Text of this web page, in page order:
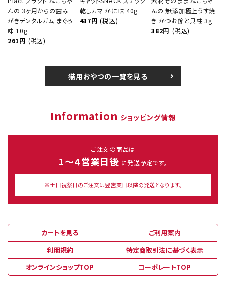
んの 3ヶ月からの歯み
がきデンタルガム まぐろ
味 10g
261円 (税込)
乾しカマ かに味 40g
437円 (税込)
んの 無添加極上うす焼
き かつお節と貝柱 3g
382円 (税込)
猫用おやつの一覧を見る
Information ショッピング情報
ご注文の商品は
1～４営業日後 に発送予定です。
※土日祝祭日のご注文は翌営業日以降の発送となります。
カートを見る
ご利用案内
利用規約
特定商取引法に基づく表示
オンラインショップTOP
コーポレートTOP